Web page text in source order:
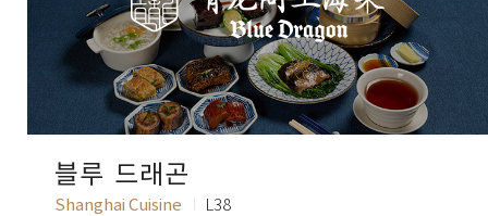
블루 드래곤
Shanghai Cuisine L38